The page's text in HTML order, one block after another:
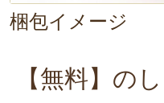
梱包イメージ
【無料】の